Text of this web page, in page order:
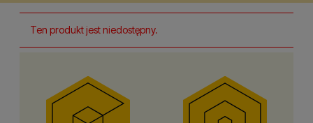
Ten produkt jest niedostępny.